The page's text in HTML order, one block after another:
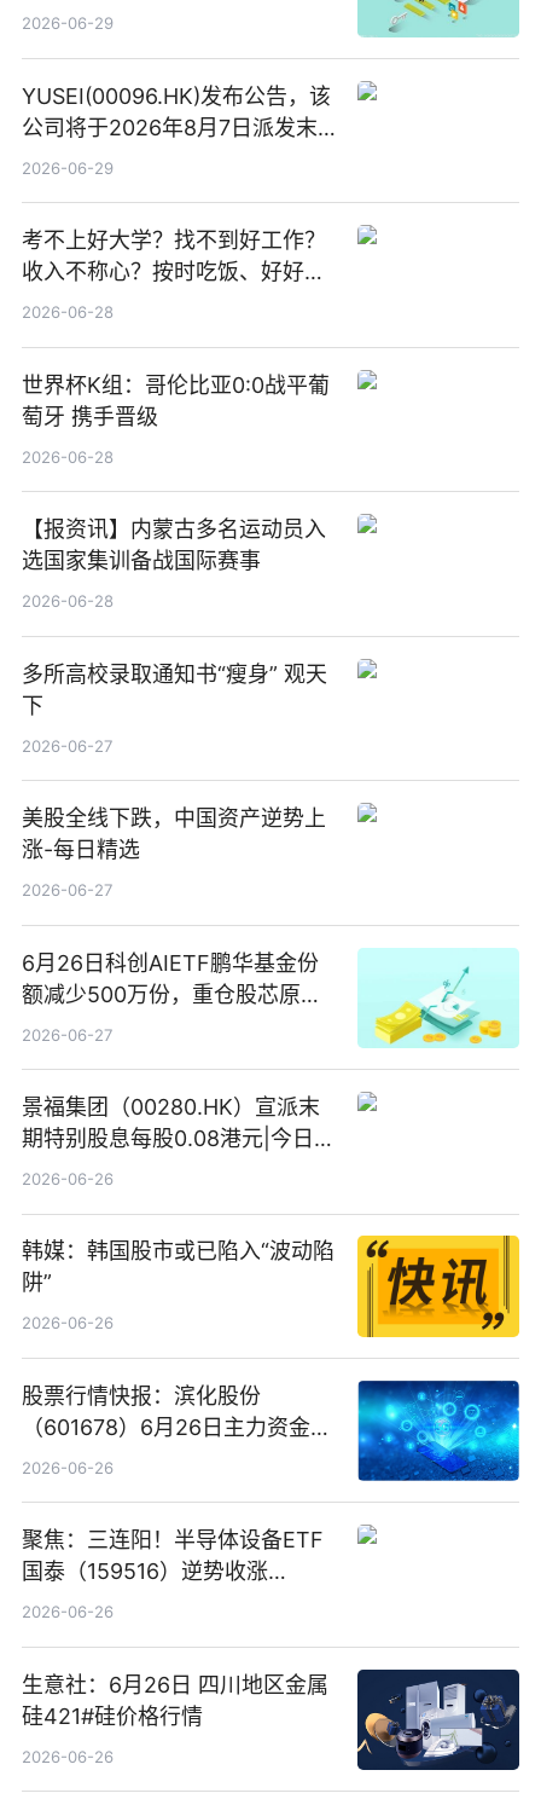
讯
2026-06-29
YUSEI(00096.HK)发布公告，该
公司将于2026年8月7日派发末
期股息每股人民币0.013元 每日
2026-06-29
考不上好大学？找不到好工作？
收入不称心？按时吃饭、好好睡
觉
2026-06-28
世界杯K组：哥伦比亚0:0战平葡
萄牙 携手晋级
2026-06-28
【报资讯】内蒙古多名运动员入
选国家集训备战国际赛事
2026-06-28
多所高校录取通知书“瘦身” 观天
下
2026-06-27
美股全线下跌，中国资产逆势上
涨-每日精选
2026-06-27
6月26日科创AIETF鹏华基金份
额减少500万份，重仓股芯原股
份、寒武纪、澜起科技 观速讯
2026-06-27
景福集团（00280.HK）宣派末
期特别股息每股0.08港元|今日快
看
2026-06-26
韩媒：韩国股市或已陷入“波动陷
阱”
2026-06-26
股票行情快报：滨化股份
（601678）6月26日主力资金净
卖出5964.34万元
2026-06-26
聚焦：三连阳！半导体设备ETF
国泰（159516）逆势收涨
3.5%，近10日累计净流入超65
2026-06-26
生意社：6月26日 四川地区金属
硅421#硅价格行情
2026-06-26